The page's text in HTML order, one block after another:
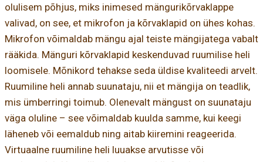
olulisem põhjus, miks inimesed mängurikõrvaklappe
valivad, on see, et mikrofon ja kõrvaklapid on ühes kohas.
Mikrofon võimaldab mängu ajal teiste mängijatega vabalt
rääkida. Mänguri kõrvaklapid keskenduvad ruumilise heli
loomisele. Mõnikord tehakse seda üldise kvaliteedi arvelt.
Ruumiline heli annab suunataju, nii et mängija on teadlik,
mis ümberringi toimub. Olenevalt mängust on suunataju
väga oluline – see võimaldab kuulda samme, kui keegi
läheneb või eemaldub ning aitab kiiremini reageerida.
Virtuaalne ruumiline heli luuakse arvutisse või